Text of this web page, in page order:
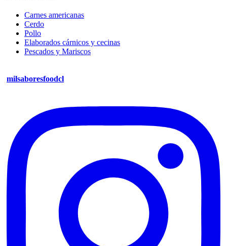
Carnes americanas
Cerdo
Pollo
Elaborados cárnicos y cecinas
Pescados y Mariscos
milsaboresfoodcl